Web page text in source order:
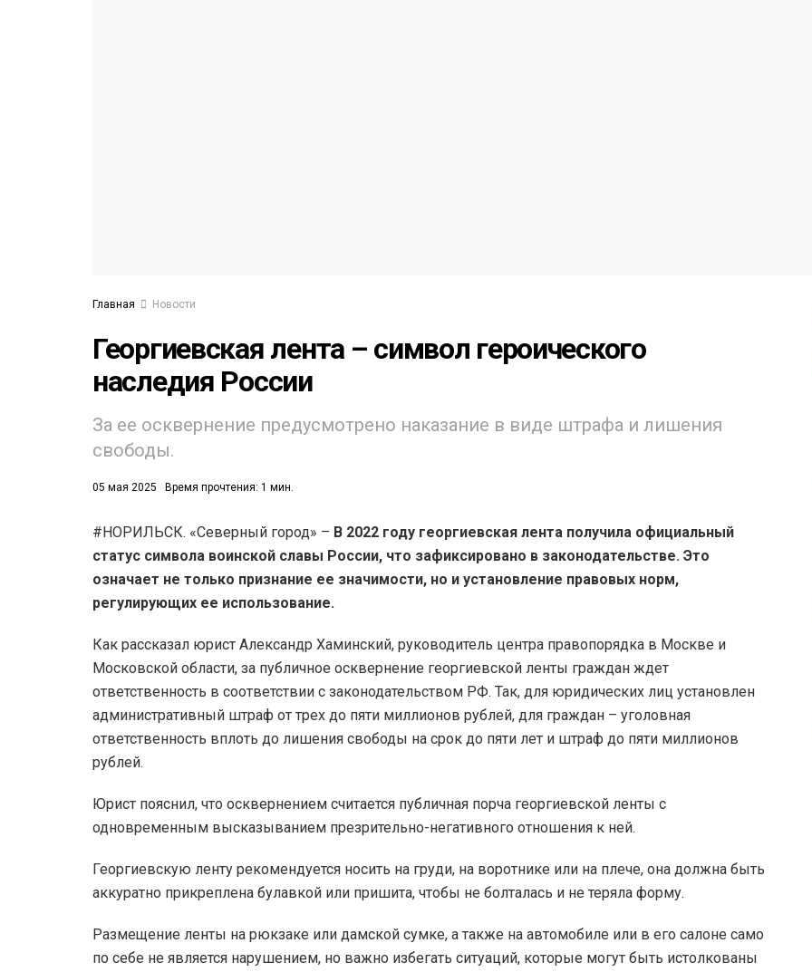
Главная Новости
Георгиевская лента – символ героического
наследия России
За ее осквернение предусмотрено наказание в виде штрафа и лишения
свободы.
05 мая 2025 Время прочтения: 1 мин.
#НОРИЛЬСК. «Северный город» – В 2022 году георгиевская лента получила официальный
статус символа воинской славы России, что зафиксировано в законодательстве. Это
означает не только признание ее значимости, но и установление правовых норм,
регулирующих ее использование.
Как рассказал юрист Александр Хаминский, руководитель центра правопорядка в Москве и
Московской области, за публичное осквернение георгиевской ленты граждан ждет
ответственность в соответствии с законодательством РФ. Так, для юридических лиц установлен
административный штраф от трех до пяти миллионов рублей, для граждан – уголовная
ответственность вплоть до лишения свободы на срок до пяти лет и штраф до пяти миллионов
рублей.
Юрист пояснил, что осквернением считается публичная порча георгиевской ленты с
одновременным высказыванием презрительно-негативного отношения к ней.
Георгиевскую ленту рекомендуется носить на груди, на воротнике или на плече, она должна быть
аккуратно прикреплена булавкой или пришита, чтобы не болталась и не теряла форму.
Размещение ленты на рюкзаке или дамской сумке, а также на автомобиле или в его салоне само
по себе не является нарушением, но важно избегать ситуаций, которые могут быть истолкованы